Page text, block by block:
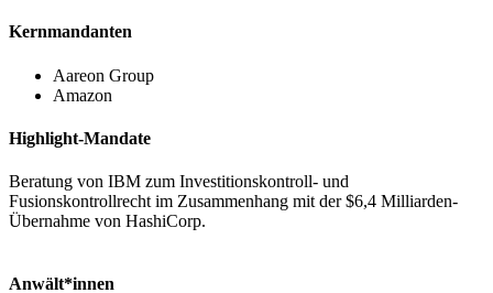
Kernmandanten
Aareon Group
Amazon
Highlight-Mandate
Beratung von IBM zum Investitionskontroll- und
Fusionskontrollrecht im Zusammenhang mit der $6,4 Milliarden-
Übernahme von HashiCorp.
Anwält*innen